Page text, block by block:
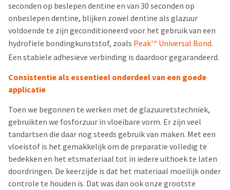
seconden op beslepen dentine en van 30 seconden op
onbeslepen dentine, blijken zowel dentine als glazuur
voldoende te zijn geconditioneerd voor het gebruik van een
hydrofiele bondingkunststof, zoals PeakTM Universal Bond.
Een stabiele adhesieve verbinding is daardoor gegarandeerd.
Consistentie als essentieel onderdeel van een goede
applicatie
Toen we begonnen te werken met de glazuuretstechniek,
gebruikten we fosforzuur in vloeibare vorm. Er zijn veel
tandartsen die daar nog steeds gebruik van maken. Met een
vloeistof is het gemakkelijk om de preparatie volledig te
bedekken en het etsmateriaal tot in iedere uithoek te laten
doordringen. De keerzijde is dat het materiaal moeilijk onder
controle te houden is. Dat was dan ook onze grootste